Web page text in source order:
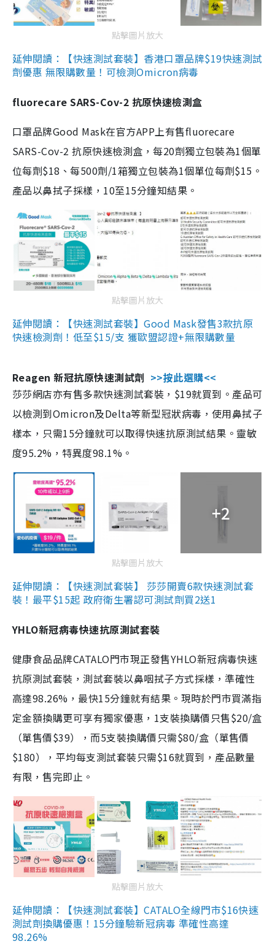
點擊圖片放大
延伸閱讀：【快速測試套裝】香港口罩品牌$19快速測試
劑優惠 無限購數量！可檢測Omicron病毒
fluorecare SARS-Cov-2 抗原快速檢測盒
口罩品牌Good Mask在官方APP上有售fluorecare
SARS-Cov-2 抗原快速檢測盒，每20劑獨立包裝為1個單
位每劑$18、每500劑/1箱獨立包裝為1個單位每劑$15。
產品以鼻拭子採樣，10至15分鐘知結果。
點擊圖片放大
延伸閱讀：【快速測試套裝】Good Mask發售3款抗原
快速檢測劑！低至$15/支 獲歐盟認證+無限購數量
Reagen 新冠抗原快速測試劑 >>按此選購<<
莎莎網店亦有售多款快速測試套裝，$19就買到。產品可
以檢測到Omicron及Delta等新型冠狀病毒，使用鼻拭子
樣本，只需15分鐘就可以取得快速抗原測試結果。靈敏
度95.2%，特異度98.1%。
+2
點擊圖片放大
延伸閱讀：【快速測試套裝】 莎莎開賣6款快速測試套
裝！最平$15起 政府衛生署認可測試劑買2送1
YHLO新冠病毒快速抗原測試套裝
健康食品品牌CATALO門市現正發售YHLO新冠病毒快速
抗原測試套裝，測試套裝以鼻咽拭子方式採樣，準確性
高達98.26%，最快15分鐘就有結果。現時於門市買滿指
定金額換購更可享有獨家優惠，1支裝換購價只售$20/盒
（單售價$39），而5支裝換購價只需$80/盒（單售價
$180），平均每支測試套裝只需$16就買到，產品數量
有限，售完即止。
點擊圖片放大
延伸閱讀：【快速測試套裝】CATALO全線門市$16快速
測試劑換購優惠！15分鐘驗新冠病毒 準確性高達
98.26%